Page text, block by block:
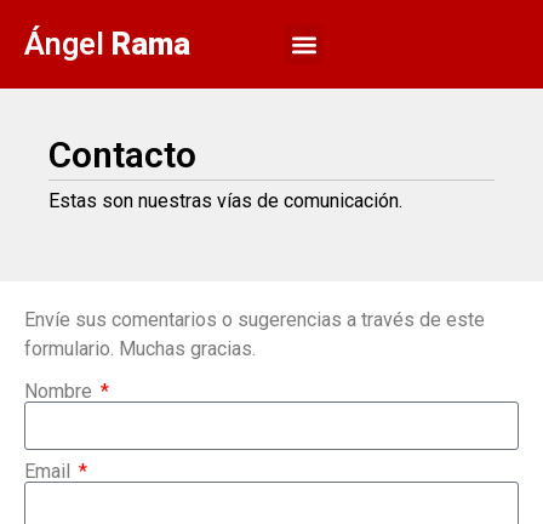
Ángel Rama
Contacto
Estas son nuestras vías de comunicación.
Envíe sus comentarios o sugerencias a través de este
formulario. Muchas gracias.
Nombre
Email